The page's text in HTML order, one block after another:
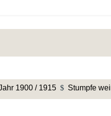
1900 / 1915 $ Stumpfe